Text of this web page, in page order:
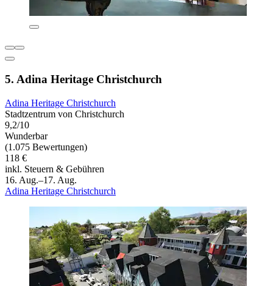
5. Adina Heritage Christchurch
Adina Heritage Christchurch
Stadtzentrum von Christchurch
9,2/10
Wunderbar
(1.075 Bewertungen)
118 €
inkl. Steuern & Gebühren
16. Aug.–17. Aug.
Adina Heritage Christchurch